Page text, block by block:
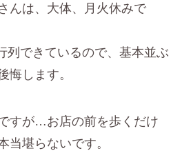
んは、大体、月火休みで
列できているので、基本並ぶ
悔します。
すが…お店の前を歩くだけ
当堪らないです。